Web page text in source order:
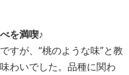
を満喫♪
すが、“桃のような味”と教
わいでした。品種に関わ